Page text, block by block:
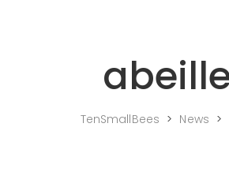
TenSmallBees > News >